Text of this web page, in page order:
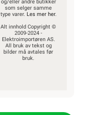
og/eller andre butikker
som selger samme
type varer. Les mer her.
Alt innhold Copyright ©
2009-2024 -
Elektroimportøren AS.
All bruk av tekst og
bilder må avtales før
bruk.